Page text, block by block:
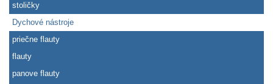
stoličky
Dychové nástroje
priečne flauty
flauty
panove flauty